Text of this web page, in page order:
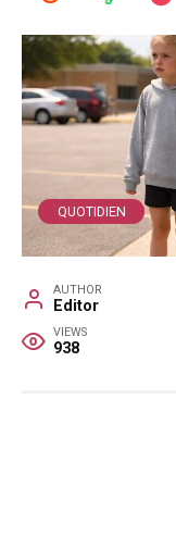
QUOTIDIEN
AUTHOR
Editor
VIEWS
938